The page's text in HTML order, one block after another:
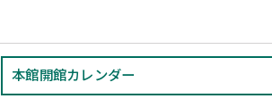
本館開館カレンダー